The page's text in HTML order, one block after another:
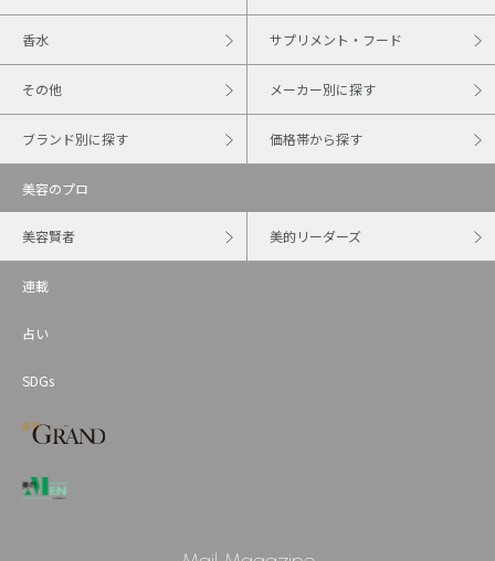
香水 サプリメント・フード
その他 メーカー別に探す
ブランド別に探す 価格帯から探す
美容のプロ
美容賢者 美的リーダーズ
連載
占い
SDGs